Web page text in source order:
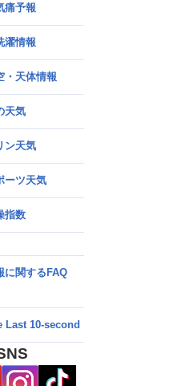
痛予報
濯情報
・天体情報
天気
ン天気
ーツ天気
指数
に関するFAQ
Last 10-second